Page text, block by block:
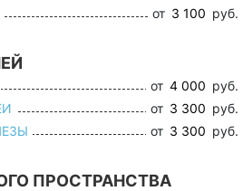
от 3 100 руб.
от 4 000 руб.
от 3 300 руб.
от 3 300 руб.
ПРОСТРАНСТВА